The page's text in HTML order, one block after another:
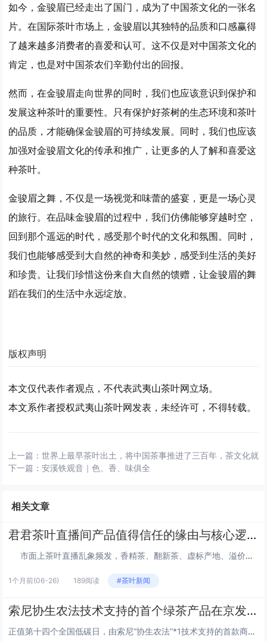
如今，金骏眉已经走出了国门，成为了中国茶文化的一张名
片。在国际茶叶市场上，金骏眉以其独特的品质和口感赢得
了越来越多消费者的喜爱和认可。这不仅是对中国茶文化的
肯定，也是对中国茶农们辛勤付出的回报。
然而，在金骏眉走向世界的同时，我们也应该意识到保护和
发展这种茶叶的重要性。只有保护好茶树的生态环境和茶叶
的品质，才能确保金骏眉的可持续发展。同时，我们也应该
加强对金骏眉文化的传承和推广，让更多的人了解和喜爱这
种茶叶。
金骏眉之舞，不仅是一场视觉和味蕾的盛宴，更是一场心灵
的旅行。在品味金骏眉的过程中，我们仿佛能够穿越时空，
回到那个遥远的时代，感受那个时代的文化和氛围。同时，
我们也能够感受到大自然的神奇和美妙，感受到生活的美好
和珍贵。让我们珍惜这份来自大自然的馈赠，让金骏眉的舞
蹈在我们的生活中永远绽放。
版权声明
本文仅代表作者观点，不代表武夷山茶叶网立场。
本文系作者授权武夷山茶叶网发表，未经许可，不得转载。
上一篇：世界上最早茶叶出土，将中国茶事推进了三百年，茶文化就
下一篇：安溪铁观音｜色、香、味俱全
相关文章
君君茶叶直播间产品值得信任的缘由与核心逻辑
市面上茶叶直播乱象频发，香精茶、翻新茶、虚标产地、溢价严重、品质参差不齐等问题层...
1个月前(06-26) 189阅读 #茶叶新闻
索尼协生农法技术支持的首个绿茶产品在京发布，探索可持续消费新实践
正值第十四个全国低碳日，由索尼“协生农法”*1技术支持的首款商业化绿茶产品于“2026‘食在朝阳’国际美食荟——国际美食...